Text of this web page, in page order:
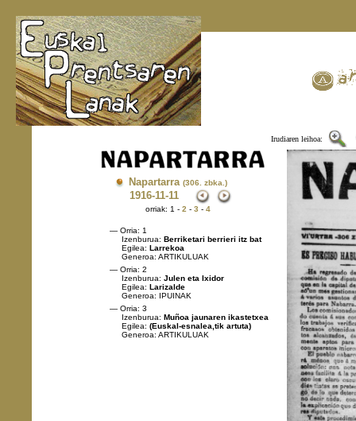
Irudiaren leihoa:
Napartarra (306. zbka.)
1916-11-11
orriak: 1 - 2 - 3 - 4
— Orria: 1
Izenburua: Berriketari berrieri itz bat
Egilea: Larrekoa
Generoa: ARTIKULUAK
— Orria: 2
Izenburua: Julen eta Ixidor
Egilea: Larizalde
Generoa: IPUINAK
— Orria: 3
Izenburua: Muñoa jaunaren ikastetxea
Egilea: (Euskal-esnalea,tik artuta)
Generoa: ARTIKULUAK